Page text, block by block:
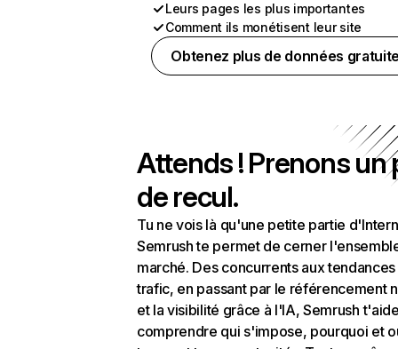
Leurs pages les plus importantes
Comment ils monétisent leur site
Obtenez plus de données
Attends ! Prenons un
de recul.
Tu ne vois là qu'une petite partie
Semrush te permet de cerner
marché. Des concurrents aux
trafic, en passant par le référencement
et la visibilité grâce à l'IA, Semrush
comprendre qui s'impose, pourquoi et